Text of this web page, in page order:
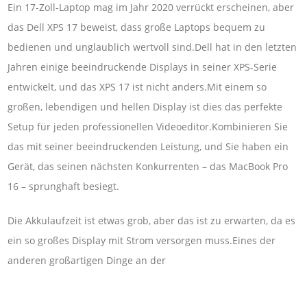
Ein 17-Zoll-Laptop mag im Jahr 2020 verrückt erscheinen, aber
das Dell XPS 17 beweist, dass große Laptops bequem zu
bedienen und unglaublich wertvoll sind.Dell hat in den letzten
Jahren einige beeindruckende Displays in seiner XPS-Serie
entwickelt, und das XPS 17 ist nicht anders.Mit einem so
großen, lebendigen und hellen Display ist dies das perfekte
Setup für jeden professionellen Videoeditor.Kombinieren Sie
das mit seiner beeindruckenden Leistung, und Sie haben ein
Gerät, das seinen nächsten Konkurrenten – das MacBook Pro
16 – sprunghaft besiegt.
Die Akkulaufzeit ist etwas grob, aber das ist zu erwarten, da es
ein so großes Display mit Strom versorgen muss.Eines der
anderen großartigen Dinge an der